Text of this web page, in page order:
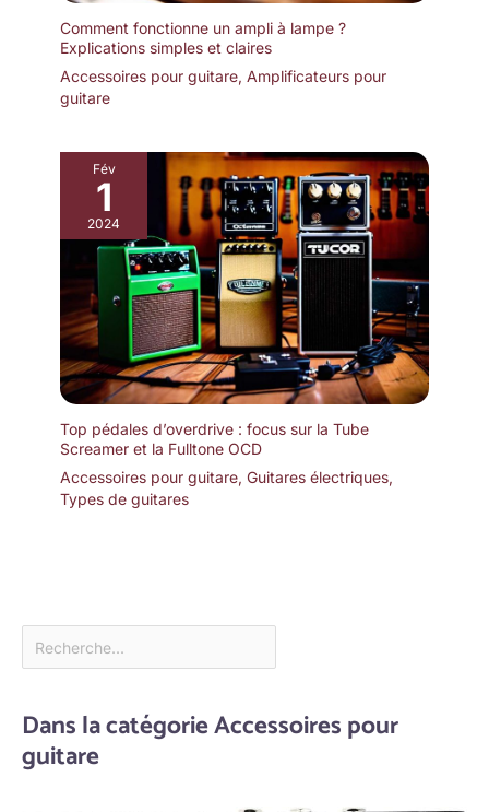
Comment fonctionne un ampli à lampe ?
Explications simples et claires
Accessoires pour guitare, Amplificateurs pour
guitare
Fév
1
2024
Top pédales d’overdrive : focus sur la Tube
Screamer et la Fulltone OCD
Accessoires pour guitare, Guitares électriques,
Types de guitares
Dans la catégorie Accessoires pour
guitare